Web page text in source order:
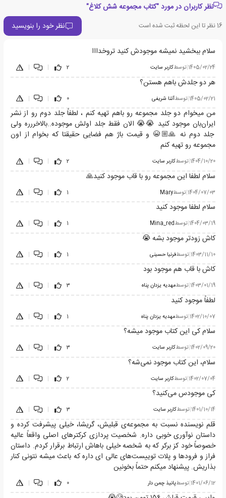
نظر کاربران در مورد "کتاب مجموعه شش کلاغ"
16نظر تا این لحظه ثبت شده است نظر خود را بنویسید
سلام ببخشید نمیشه موجودش کنید تروخدااا
1405/02/24
|توسطکاربر سایت 2
|
|
هر دو جلدش باهم هستن؟
1405/02/21
|توسطآتنا شریفی 0
|
|
من میخوام دو جلد مجموعه رو باهم تهیه کنم ، لطفاً جلد دوم رو از نشر
ایران‌بان موجود کنید 😭😭 الان فقط جلد اولش موجوده..بالاخررره ولی
جلد دوم نه 🙏🏼😭 و قیمت باژ هم فضایی حقیقتا که بخوام از اون
مجموعه رو تهیه کنم
1404/10/20
|توسطکاربر سایت 2
|
|
سلام لطفا این مجموعه رو با قاب موجود کنید🙏
1404/07/03
|توسطMary
1
|
|
سلام لطفا موجود کنید
1404/03/19
|توسطMina_red
1
|
|
کاش زودتر موجود بشه 😭
1403/11/10
|توسطفرنیا حسینی 1
|
|
کاش با قاب هم موجود بود
1403/01/19
|توسطمهدیه یزدان پناه 3
|
|
لطفاً موجود کنید
1402/10/07
|توسطمهدیه یزدان پناه 1
|
|
سلام کی این کتاب موجود میشه؟
1402/09/20
|توسطکاربر سایت 3
|
|
سلام، این کتاب موجود نمی‌شه؟
1402/07/04
|توسطکاربر سایت 2
|
|
کی موجودس می‌کنید؟
1401/10/14
|توسطکاربر سایت 3
|
|
قلم نویسنده نسبت به مجموعه‌ی قبلیش، گریشا، خیلی پیشرفت کرده و
داستان نوآوری خوبی داره. شخصیت پردازی کرکتر‌های اصلی واقعاً عالیه
خصوصاً خود کز برکر که به شخصه خیلی باهاش ارتباط برقرار کردم. داستان
فراز و فرود‌ها و پلات توییست‌های عالی ای داره که باعث میشه نتونی کنار
بذاریش. پیشنهاد میکنم حتماً بخونین
1401/06/12
|توسطپانیذ چمن دار 0
|
|